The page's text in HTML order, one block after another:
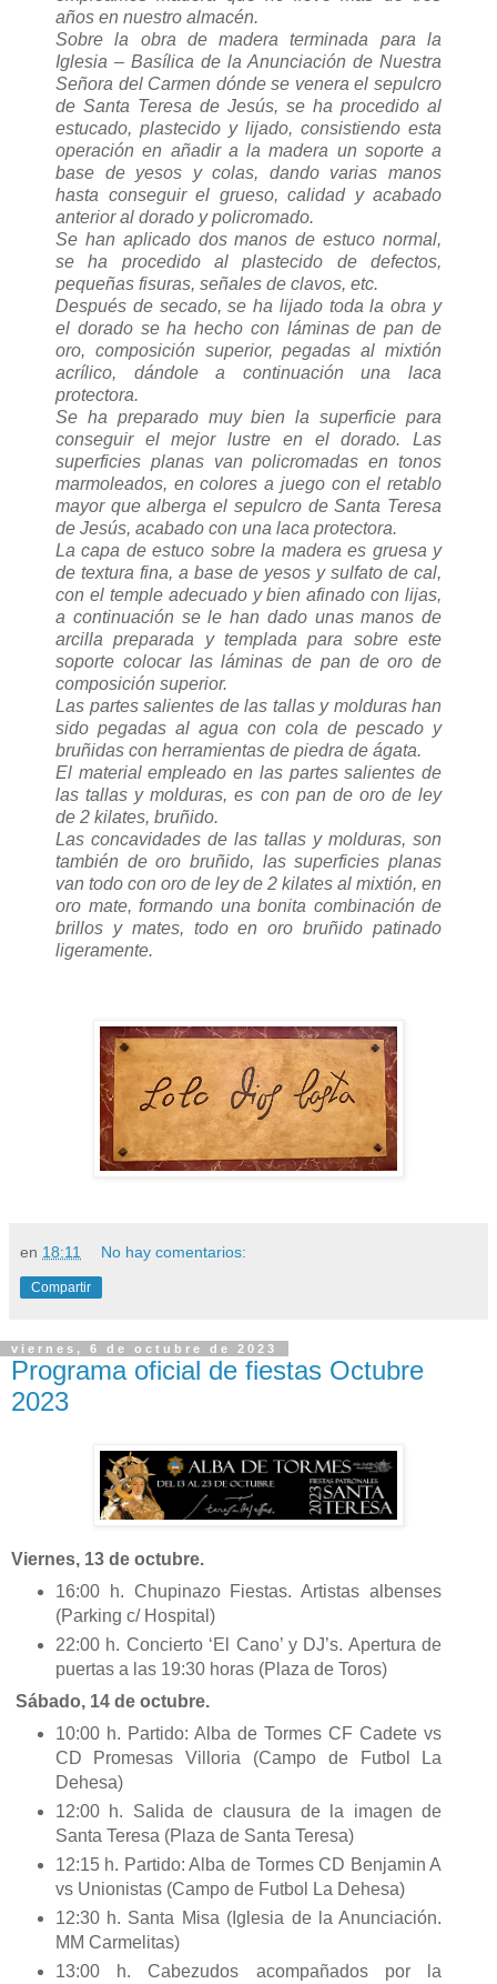
años en nuestro almacén.
Sobre la obra de madera terminada para la
Iglesia – Basílica de la Anunciación de Nuestra
Señora del Carmen dónde se venera el sepulcro
de Santa Teresa de Jesús, se ha procedido al
estucado, plastecido y lijado, consistiendo esta
operación en añadir a la madera un soporte a
base de yesos y colas, dando varias manos
hasta conseguir el grueso, calidad y acabado
anterior al dorado y policromado.
Se han aplicado dos manos de estuco normal,
se ha procedido al plastecido de defectos,
pequeñas fisuras, señales de clavos, etc.
Después de secado, se ha lijado toda la obra y
el dorado se ha hecho con láminas de pan de
oro, composición superior, pegadas al mixtión
acrílico, dándole a continuación una laca
protectora.
Se ha preparado muy bien la superficie para
conseguir el mejor lustre en el dorado. Las
superficies planas van policromadas en tonos
marmoleados, en colores a juego con el retablo
mayor que alberga el sepulcro de Santa Teresa
de Jesús, acabado con una laca protectora.
La capa de estuco sobre la madera es gruesa y
de textura fina, a base de yesos y sulfato de cal,
con el temple adecuado y bien afinado con lijas,
a continuación se le han dado unas manos de
arcilla preparada y templada para sobre este
soporte colocar las láminas de pan de oro de
composición superior.
Las partes salientes de las tallas y molduras han
sido pegadas al agua con cola de pescado y
bruñidas con herramientas de piedra de ágata.
El material empleado en las partes salientes de
las tallas y molduras, es con pan de oro de ley
de 2 kilates, bruñido.
Las concavidades de las tallas y molduras, son
también de oro bruñido, las superficies planas
van todo con oro de ley de 2 kilates al mixtión, en
oro mate, formando una bonita combinación de
brillos y mates, todo en oro bruñido patinado
ligeramente.
en 18:11 No hay comentarios:
Compartir
viernes, 6 de octubre de 2023
Programa oficial de fiestas Octubre
2023
Viernes, 13 de octubre.
16:00 h. Chupinazo Fiestas. Artistas albenses
(Parking c/ Hospital)
22:00 h. Concierto ‘El Cano’ y DJ’s. Apertura de
puertas a las 19:30 horas (Plaza de Toros)
Sábado, 14 de octubre.
10:00 h. Partido: Alba de Tormes CF Cadete vs
CD Promesas Villoria (Campo de Futbol La
Dehesa)
12:00 h. Salida de clausura de la imagen de
Santa Teresa (Plaza de Santa Teresa)
12:15 h. Partido: Alba de Tormes CD Benjamin A
vs Unionistas (Campo de Futbol La Dehesa)
12:30 h. Santa Misa (Iglesia de la Anunciación.
MM Carmelitas)
13:00 h. Cabezudos acompañados por la